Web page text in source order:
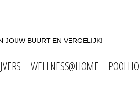
JOUW BUURT EN VERGELIJK!
WELLNESS@HOME